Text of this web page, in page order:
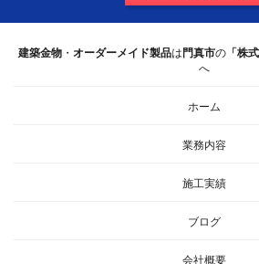
建築金物 ・ オーダーメイド製品は 門真市の 「株
へ
ホーム
業務内容
施工実績
ブログ
会社概要